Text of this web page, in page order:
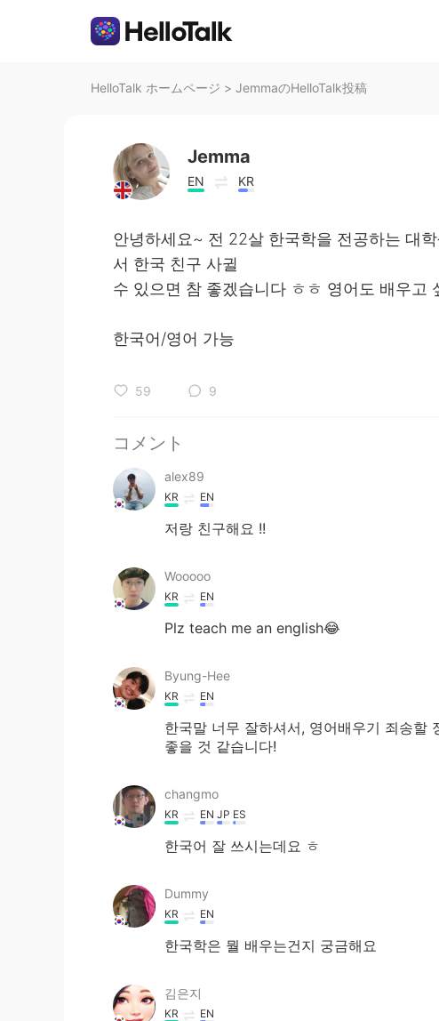
HelloTalk ホームページ > JemmaのHelloTalk投稿
Jemma
EN KR
안녕하세요~ 전 22살 한국학을 전공하는 대
서 한국 친구 사귈
수 있으면 참 좋겠습니다 ㅎㅎ 영어도 배우고
한국어/영어 가능
59 9
コメント
alex89
KR EN
저랑 친구해요 !!
Wooooo
KR EN
Plz teach me an english😂
Byung-Hee
KR EN
한국말 너무 잘하셔서, 영어배우기 죄송할
좋을 것 같습니다!
changmo
KR EN JP ES
한국어 잘 쓰시는데요 ㅎ
Dummy
KR EN
한국학은 뭘 배우는건지 궁금해요
김은지
KR EN